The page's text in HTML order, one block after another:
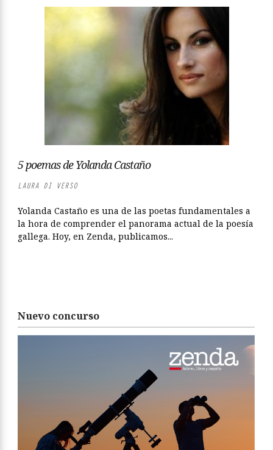
5 poemas de Yolanda Castaño
LAURA DI VERSO
Yolanda Castaño es una de las poetas fundamentales a
la hora de comprender el panorama actual de la poesía
gallega. Hoy, en Zenda, publicamos...
Nuevo concurso